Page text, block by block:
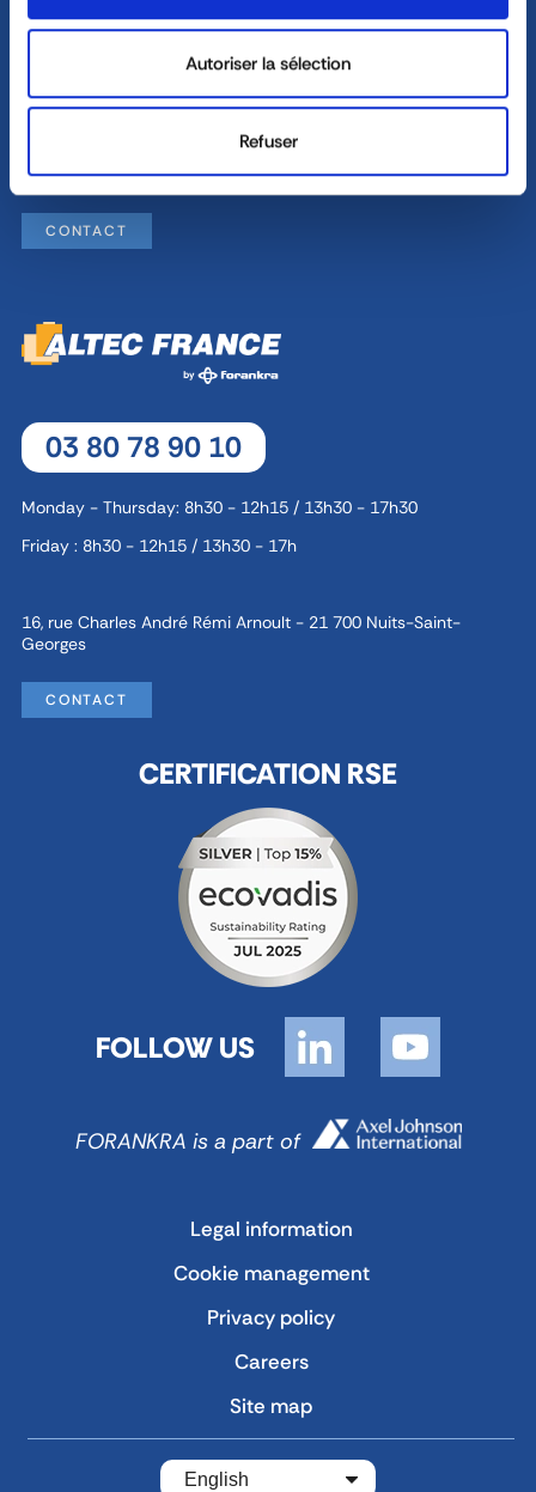
Autoriser la sélection
Refuser
Monday - Thursday : 8h30 - 12h30 / 13h30 - 18h
Friday : 8h30 - 12h30 / 13h30 - 17h
8, rue Jacques de Vaucanson - 69 780 Mions
CONTACT
03 80 78 90 10
Monday - Thursday: 8h30 - 12h15 / 13h30 - 17h30
Friday : 8h30 - 12h15 / 13h30 - 17h
16, rue Charles André Rémi Arnoult - 21 700 Nuits-Saint-
Georges
CONTACT
CERTIFICATION RSE
FOLLOW US
FORANKRA is a part of
Legal information
Cookie management
Privacy policy
Careers
Site map
English